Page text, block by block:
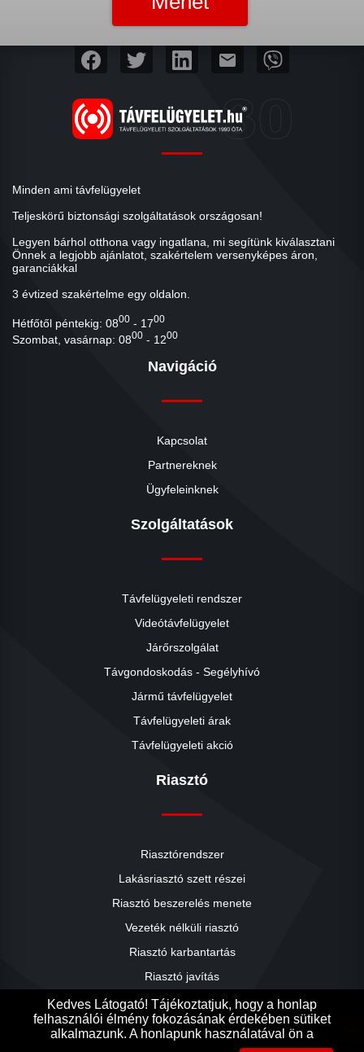
mail
Minden ami távfelügyelet
Teljeskörű biztonsági szolgáltatások országosan!
Legyen bárhol otthona vagy ingatlana, mi segítünk kiválasztani
Önnek a legjobb ajánlatot, szakértelem versenyképes áron,
garanciákkal
3 évtized szakértelme egy oldalon.
Hétfőtől péntekig: 0800 - 1700
Szombat, vasárnap: 0800 - 1200
Navigáció
Kapcsolat
Partnereknek
Ügyfeleinknek
Szolgáltatások
Távfelügyeleti rendszer
Videótávfelügyelet
Járőrszolgálat
Távgondoskodás - Segélyhívó
Jármű távfelügyelet
Távfelügyeleti árak
Távfelügyeleti akció
Riasztó
Riasztórendszer
Lakásriasztó szett részei
Riasztó beszerelés menete
Vezeték nélküli riasztó
Riasztó karbantartás
Riasztó javítás
Riasztók árai
Riasztó akció
Kedves Látogató! Tájékoztatjuk, hogy a honlap
felhasználói élmény fokozásának érdekében sütiket
alkalmazunk. A honlapunk használatával ön a